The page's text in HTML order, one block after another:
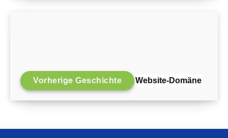
So überprüfen Sie die Website-Domäne
Vorherige Geschichte